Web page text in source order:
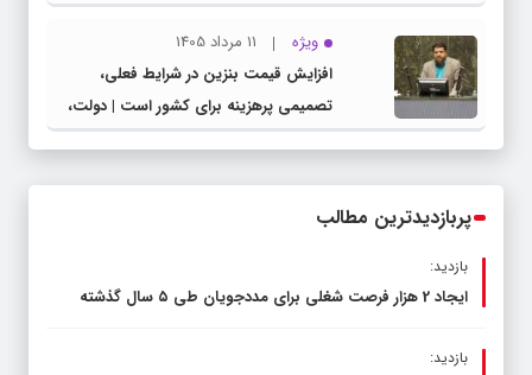
شهرستان چناران
ویژه
11 مرداد 1405
افزایش قیمت بنزین در شرایط فعلی،
تصمیمی پرهزینه برای کشور است | دولت،
قاچاق سوخت و عوامل اصلی ناترازی را
پربازدیدترین مطالب
بازدید:
ایجاد 2 هزار فرصت شغلی برای مددجویان طی ۵ سال گذشته
بازدید: